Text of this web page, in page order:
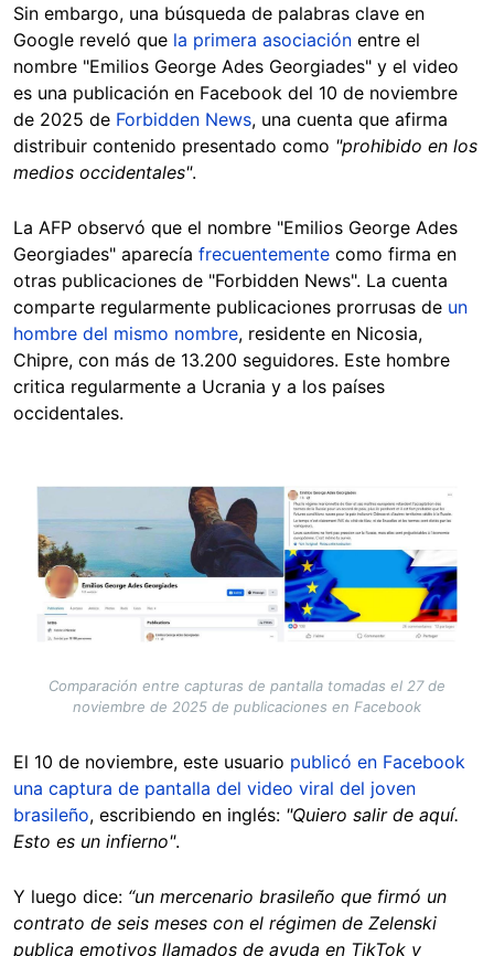
Sin embargo, una búsqueda de palabras clave en
Google reveló que la primera asociación entre el
nombre "Emilios George Ades Georgiades" y el video
es una publicación en Facebook del 10 de noviembre
de 2025 de Forbidden News, una cuenta que afirma
distribuir contenido presentado como "prohibido en los
medios occidentales".
La AFP observó que el nombre "Emilios George Ades
Georgiades" aparecía frecuentemente como firma en
otras publicaciones de "Forbidden News". La cuenta
comparte regularmente publicaciones prorrusas de un
hombre del mismo nombre, residente en Nicosia,
Chipre, con más de 13.200 seguidores. Este hombre
critica regularmente a Ucrania y a los países
occidentales.
Comparación entre capturas de pantalla tomadas el 27 de
noviembre de 2025 de publicaciones en Facebook
El 10 de noviembre, este usuario publicó en Facebook
una captura de pantalla del video viral del joven
brasileño, escribiendo en inglés: "Quiero salir de aquí.
Esto es un infierno".
Y luego dice: “un mercenario brasileño que firmó un
contrato de seis meses con el régimen de Zelenski
publica emotivos llamados de ayuda en TikTok y